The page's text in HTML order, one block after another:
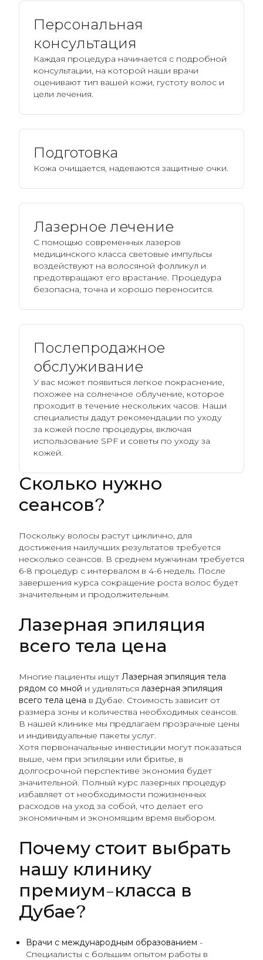
Персональная
консультация
Каждая процедура начинается с подробной
консультации, на которой наши врачи
оценивают тип вашей кожи, густоту волос и
цели лечения.
Подготовка
Кожа очищается, надеваются защитные очки.
Лазерное лечение
С помощью современных лазеров
медицинского класса световые импульсы
воздействуют на волосяной фолликул и
предотвращают его врастание. Процедура
безопасна, точна и хорошо переносится.
Послепродажное
обслуживание
У вас может появиться легкое покраснение,
похожее на солнечное облучение, которое
проходит в течение нескольких часов. Наши
специалисты дадут рекомендации по уходу
за кожей после процедуры, включая
использование SPF и советы по уходу за
кожей.
Сколько нужно
сеансов?
Поскольку волосы растут циклично, для
достижения наилучших результатов требуется
несколько сеансов. В среднем мужчинам требуется
6-8 процедур с интервалом в 4-6 недель. После
завершения курса сокращение роста волос будет
значительным и продолжительным.
Лазерная эпиляция
всего тела цена
Многие пациенты ищут Лазерная эпиляция тела
рядом со мной и удивляться лазерная эпиляция
всего тела цена в Дубае. Стоимость зависит от
размера зоны и количества необходимых сеансов.
В нашей клинике мы предлагаем прозрачные цены
и индивидуальные пакеты услуг.
Хотя первоначальные инвестиции могут показаться
выше, чем при эпиляции или бритье, в
долгосрочной перспективе экономия будет
значительной. Полный курс лазерных процедур
избавляет от необходимости пожизненных
расходов на уход за собой, что делает его
экономичным и экономящим время выбором.
Почему стоит выбрать
нашу клинику
премиум-класса в
Дубае?
Врачи с международным образованием -
Специалисты с большим опытом работы в